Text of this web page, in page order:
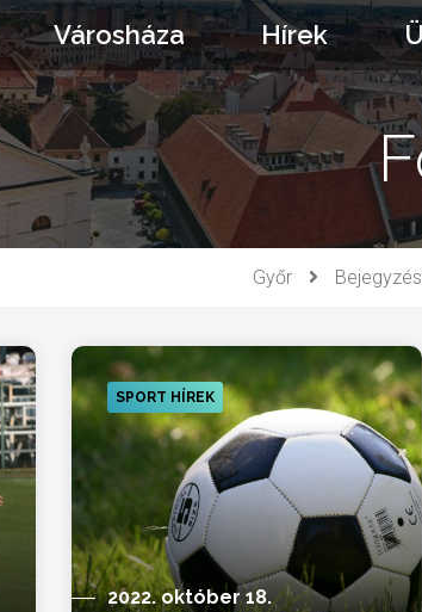
Városháza Hírek
Győr
SPORT HÍREK
2022. október 18.